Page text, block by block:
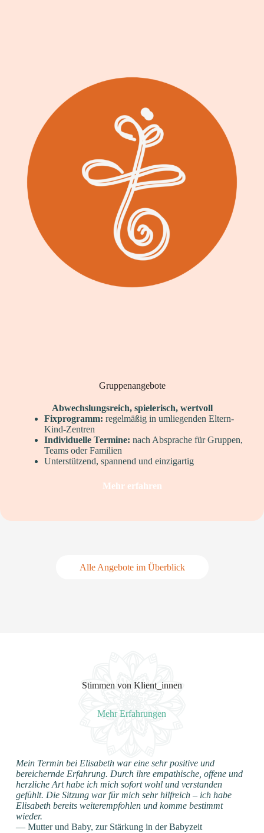
Gruppenangebote
Abwechslungsreich, spielerisch, wertvoll
Fixprogramm: regelmäßig in umliegenden Eltern-
Kind-Zentren
Individuelle Termine: nach Absprache für Gruppen,
Teams oder Familien
Unterstützend, spannend und einzigartig
Mehr erfahren
Alle Angebote im Überblick
Stimmen von Klient_innen
Mehr Erfahrungen
Mein Termin bei Elisabeth war eine sehr positive und
bereichernde Erfahrung. Durch ihre empathische, offene und
herzliche Art habe ich mich sofort wohl und verstanden
gefühlt. Die Sitzung war für mich sehr hilfreich – ich habe
Elisabeth bereits weiterempfohlen und komme bestimmt
wieder.
— Mutter und Baby, zur Stärkung in der Babyzeit